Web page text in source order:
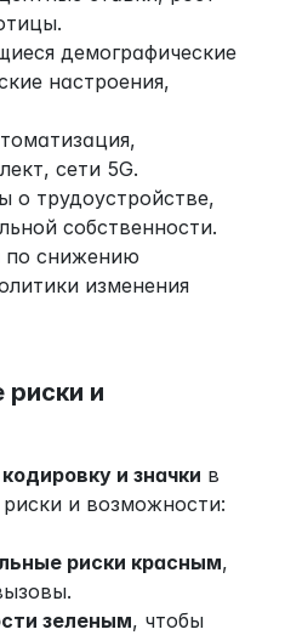
демографические
настроения,
сети 5G.
о трудоустройстве,
собственности.
по снижению
изменения
и
и значки в
и возможности:
риски красным,
зеленым, чтобы